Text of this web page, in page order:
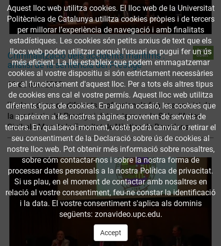
Criminalització dels accidents marítims :
anàlisi de la sentència del Prestige
Accés
obert
11 de nov. 2013
Taula rodona on diferents professionals fan una anàlisi de
la sentència del Prestige i duta a terme a la Sala d'Actes
Sinibald Mas de la Facultat de Nàutica de Barcelona.
Aquest lloc web utilitza cookies. El lloc web de la Universitat
Politècnica de Catalunya utilitza cookies pròpies i de tercers
per millorar l’experiència de navegació i amb finalitats
estadístiques. Les cookies són petits arxius de text que els
llocs web poden utilitzar perquè l’usuari en pugui fer un ús
més eficient. La llei estableix que podem emmagatzemar
cookies al vostre dispositiu si són estrictament necessàries
per al funcionament d'aquest lloc. Per a tots els altres tipus
de cookies ens cal el vostre permís. Aquest lloc web utilitza
diferents tipus de cookies. En alguna ocasió, les cookies que
apareixen a les nostres pàgines provenen de serveis de
tercers. En qualsevol moment, vostè podrà canviar o retirar el
seu consentiment de la Declaració sobre ús de cookies al
nostre lloc web. Pot obtenir més informació sobre nosaltres,
sobre cóm contactar-nos i sobre la nostra forma de
processar dates personals a la nostra Política de privacitat.
Si us plau, en el moment de contactar amb nosaltres en
relació al vostre consentiment, feu-ne constar la identificació
i la data. El vostre consentiment s'aplica als dominis
següents: zonavideo.upc.edu.
Accept